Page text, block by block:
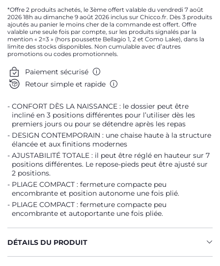
*Offre 2 produits achetés, le 3ème offert valable du vendredi 7 août
2026 18h au dimanche 9 août 2026 inclus sur Chicco.fr. Dès 3 produits
ajoutés au panier le moins cher de la commande est offert. Offre
valable une seule fois par compte, sur les produits signalés par la
mention « 2=3 » (hors poussette Bellagio 1, 2 et Como Lake), dans la
limite des stocks disponibles. Non cumulable avec d’autres
promotions ou codes promotionnels.
Paiement sécurisé
Retour simple et rapide
CONFORT DÈS LA NAISSANCE : le dossier peut être
incliné en 3 positions différentes pour l’utiliser dès les
premiers jours ou pour se détendre après les repas
DESIGN CONTEMPORAIN : une chaise haute à la structure
élancée et aux finitions modernes
AJUSTABILITÉ TOTALE : il peut être réglé en hauteur sur 7
positions différentes. Le repose-pieds peut être ajusté sur
2 positions.
PLIAGE COMPACT : fermeture compacte peu
encombrante et position autonome une fois plié.
PLIAGE COMPACT : fermeture compacte peu
encombrante et autoportante une fois pliée.
DÉTAILS DU PRODUIT